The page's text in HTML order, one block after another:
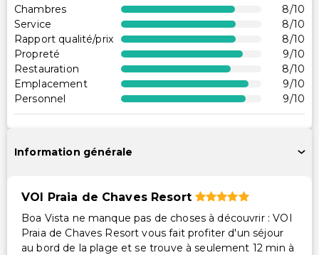
Bibliothèque
Club pour enfants (gratuit)
Équipements de remise en forme
Distributeur automatique/Services bancaires
Accessibilité
Services supplémentaires
Jeux pour enfants
Service de blanchisserie/nettoyage à sec
Chambres 8/10
Service
8/10
Rapport qualité/prix
8/10
Propreté
9/10
Restauration
8/10
Emplacement
9/10
Personnel
9/10
Information générale
VOI Praia de Chaves Resort
Boa Vista ne manque pas de choses à découvrir : VOI
Praia de Chaves Resort vous fait profiter d'un séjour
au bord de la plage et se trouve à seulement 12 min à